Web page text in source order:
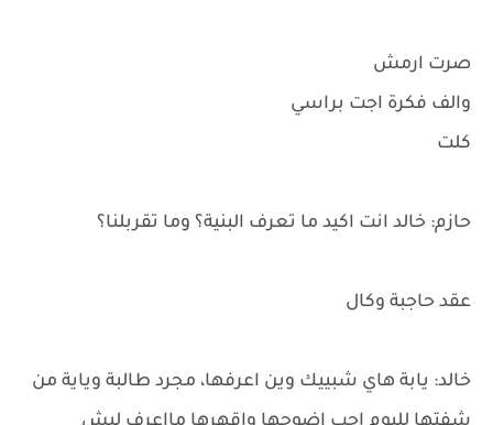
صرت ارمش
والف فكرة اجت براسي
كلت
حازم: خالد انت اكيد ما تعرف البنية؟ وما تقربلنا؟
عقد حاجبة وكال
خالد: يابة هاي شبييك وين اعرفها، مجرد طالبة وياية من